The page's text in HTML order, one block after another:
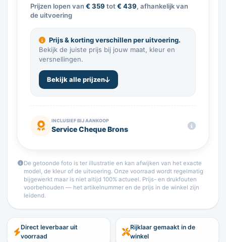
Prijzen lopen van € 359 tot€ 439, afhankelijk van
de uitvoering
Prijs & korting verschillen per uitvoering.
Bekijk de juiste prijs bij jouw maat, kleur en
versnellingen.
Bekijk alle prijzen
INCLUSIEF BIJ AANKOOP
Service Cheque Brons
De getoonde foto is ter illustratie en kan afwijken van het exacte
model, de kleur of de uitvoering. Onze voorraad wordt regelmatig
bijgewerkt maar is niet altijd 100% actueel. Prijs- en drukfouten
voorbehouden — het artikelnummer en de prijs in de winkel zijn
leidend.
Direct leverbaar uit
voorraad
Rijklaar gemaakt in de
winkel